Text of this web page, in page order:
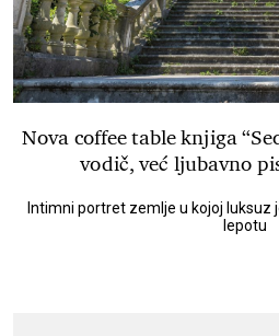
Nova coffee table knjiga
vodič, već ljubavno
Intimni portret zemlje u kojoj luksuz
lepotu